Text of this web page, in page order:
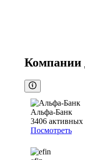
Компании
Альфа-Банк
3406 активных
Посмотреть